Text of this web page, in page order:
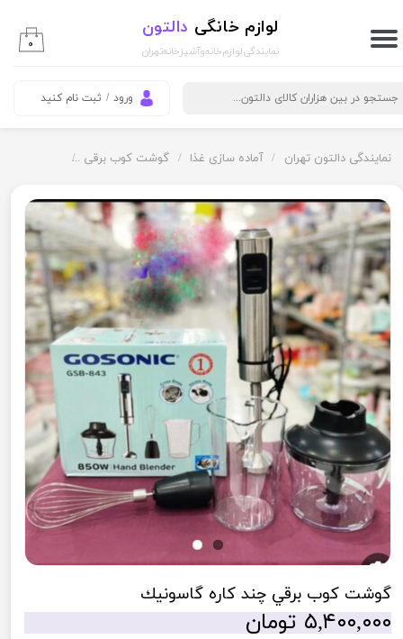
نمایندگی لوازم خانه و آشپزخانه تهران
لوازم خانگی دالتون
ورود / ثبت نام کنید
حساب کاربری من
خروج از حساب کاربری
۰
نمایندگی دالتون تهران آماده سازی غذا گوشت کوب برقی
گوشت كوب برقي چند كاره گاسونيك
۵,۴۰۰,۰۰۰ تومان